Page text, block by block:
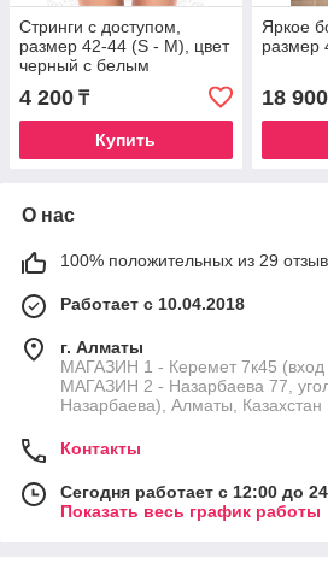
Стринги с доступом,
размер 42-44 (S - M), цвет
черный с белым
4 200 ₸
Купить
Яркое
размер
18 900
О нас
100% положительных из 29
Работает с 10.04.2018
г. Алматы
МАГАЗИН 1 - Керемет 7к45
МАГАЗИН 2 - Назарбаева 77,
Назарбаева), Алматы, Казахстан
Контакты
Сегодня работает с 12:00 до
Показать весь график работы